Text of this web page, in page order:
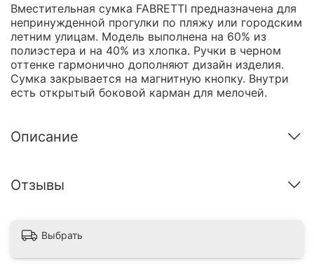
Вместительная сумка FABRETTI предназначена для
непринужденной прогулки по пляжу или городским
летним улицам. Модель выполнена на 60% из
полиэстера и на 40% из хлопка. Ручки в черном
оттенке гармонично дополняют дизайн изделия.
Сумка закрывается на магнитную кнопку. Внутри
есть открытый боковой карман для мелочей.
Описание
Отзывы
Выбрать